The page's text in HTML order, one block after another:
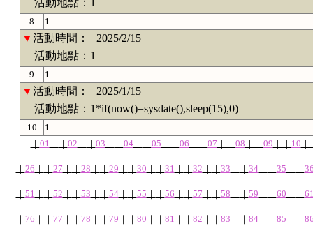
活動地點：1
8 1
▼活動時間：
2025/2/15
活動地點：1
9 1
▼活動時間：
2025/1/15
活動地點：1*if(now()=sysdate(),sleep(15),0)
10
1
｜ 01 ｜ ｜ 02 ｜ ｜ 03 ｜ ｜ 04｜ ｜ 05 ｜ ｜ 06 ｜ ｜ 07 ｜ ｜ 08 ｜ ｜ 09 ｜ ｜ 10 ｜
｜ 26 ｜ ｜ 27 ｜ ｜ 28 ｜ ｜ 29 ｜ ｜ 30 ｜ ｜ 31 ｜ ｜ 32 ｜ ｜ 33 ｜ ｜ 34｜ ｜ 35 ｜ ｜
｜ 51 ｜ ｜ 52 ｜ ｜ 53 ｜ ｜ 54｜ ｜ 55 ｜ ｜ 56 ｜ ｜ 57 ｜ ｜ 58 ｜ ｜ 59 ｜ ｜ 60 ｜ ｜
｜ 76 ｜ ｜ 77 ｜ ｜ 78 ｜ ｜ 79 ｜ ｜ 80 ｜ ｜ 81 ｜ ｜ 82 ｜ ｜ 83 ｜ ｜ 84｜ ｜ 85 ｜ ｜